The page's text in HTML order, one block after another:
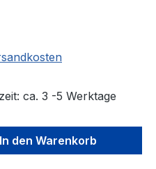
ca. 3 -5 Werktage
den
In den Warenkorb